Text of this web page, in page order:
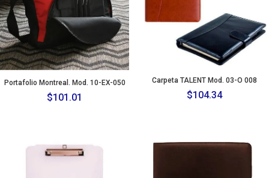
Portafolio Montreal. Mod. 10-EX-050
$101.01
Carpeta TALENT Mod. 03-O 008
$104.34